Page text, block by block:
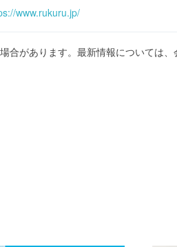
www.rukuru.jp/
合があります。最新情報については